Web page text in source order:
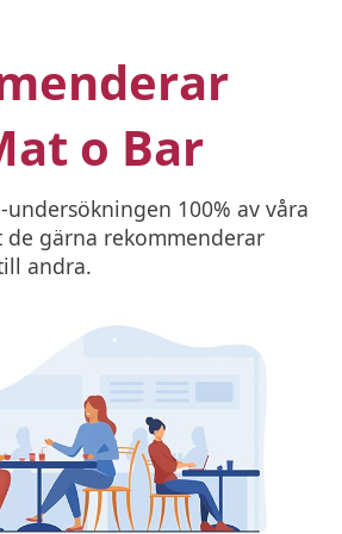
o Bar
100% av våra
de gärna rekommenderar
andra.